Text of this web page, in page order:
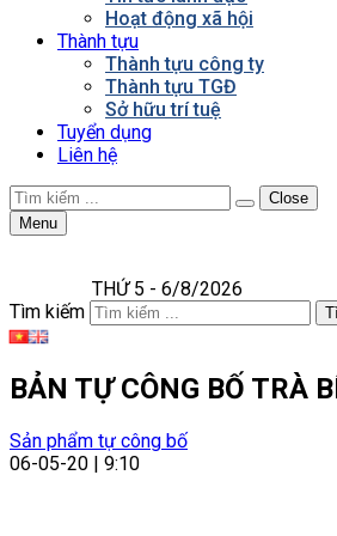
Hoạt động xã hội
Thành tựu
Thành tựu công ty
Thành tựu TGĐ
Sở hữu trí tuệ
Tuyển dụng
Liên hệ
Close
Menu
THỨ 5 - 6/8/2026
Tìm kiếm
BẢN TỰ CÔNG BỐ TRÀ
Sản phẩm tự công bố
06-05-20 | 9:10